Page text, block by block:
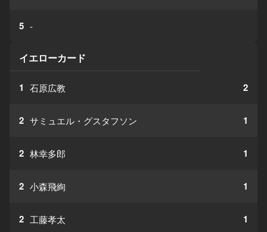
5 -
イエローカード
1 石原広教 2
2 サミュエル・グスタフソン 1
2 林幸多郎 1
2 小森飛絢 1
2 工藤孝太 1